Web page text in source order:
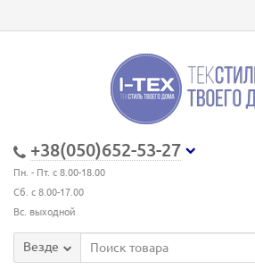
+38(050)652-53-27
Пн. - Пт. с 8.00-18.00
Сб. с 8.00-17.00
Вс. выходной
Везде